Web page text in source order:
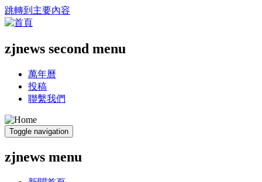
跳轉到主要內容
zjnews second menu
萬年曆
投稿
聯繫我們
Toggle navigation
zjnews menu